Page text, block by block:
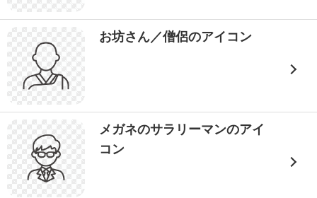
お坊さん／僧侶のアイコン
メガネのサラリーマンのアイ
コン